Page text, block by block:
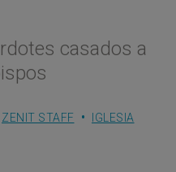
casados a
ZENIT STAFF
IGLESIA